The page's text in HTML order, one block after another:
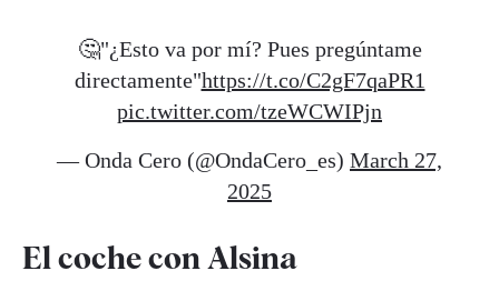
🤔"¿Esto va por mí? Pues pregúntame
directamente"https://t.co/C2gF7qaPR1
pic.twitter.com/tzeWCWIPjn
— Onda Cero (@OndaCero_es) March 27,
2025
El coche con Alsina